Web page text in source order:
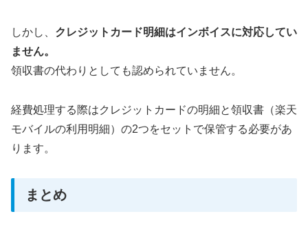
しかし、 クレジットカード明細はインボイスに対応してい
ません。
領収書の代わりとしても認められていません。
経費処理する際はクレジットカードの明細と領収書（楽天
モバイルの利用明細）の2つをセットで保管する必要があ
ります。
まとめ